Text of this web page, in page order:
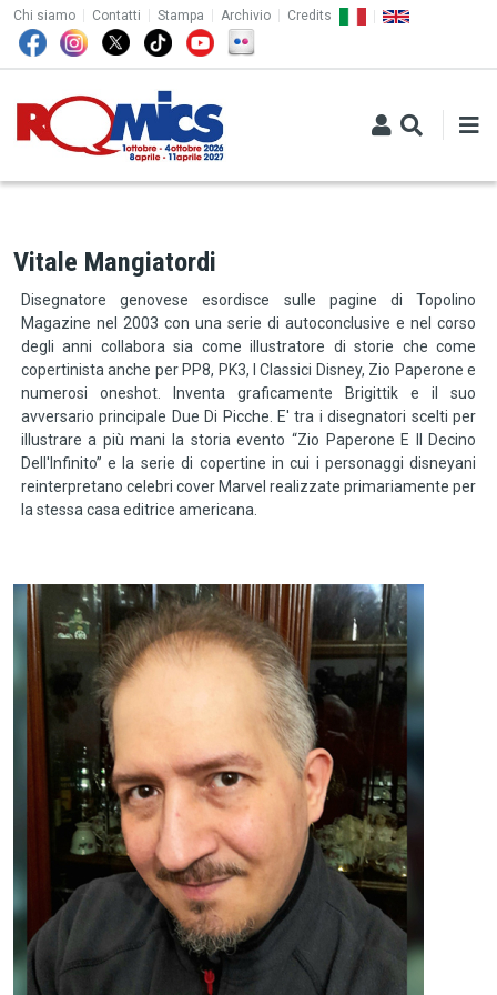
Salta al contenuto principale
TOP MENU
Chi siamo Contatti Stampa Archivio Credits
Vitale Mangiatordi
Disegnatore genovese esordisce sulle pagine di Topolino
Magazine nel 2003 con una serie di autoconclusive e nel corso
degli anni collabora sia come illustratore di storie che come
copertinista anche per PP8, PK3, I Classici Disney, Zio Paperone e
numerosi oneshot. Inventa graficamente Brigittik e il suo
avversario principale Due Di Picche. E' tra i disegnatori scelti per
illustrare a più mani la storia evento “Zio Paperone E Il Decino
Dell'Infinito” e la serie di copertine in cui i personaggi disneyani
reinterpretano celebri cover Marvel realizzate primariamente per
la stessa casa editrice americana.